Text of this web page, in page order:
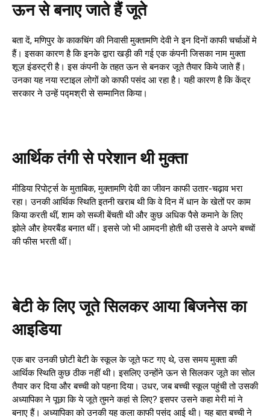
ऊन से बनाए जाते हैं जूते
बता दें, मणिपुर के काकचिंग की निवासी मुक्तामणि देवी ने इन दिनों काफी चर्चाओं मे
हैं। इसका कारण है कि इनके द्वारा खड़ी की गई एक कंपनी जिसका नाम मुक्ता
शूज़ इंडस्ट्री है। इस कंपनी के तहत ऊन से बनकर जूते तैयार किये जाते हैं।
उनका यह नया स्टाइल लोगों को काफी पसंद आ रहा है। यही कारण है कि केंद्र
सरकार ने उन्हें पद्मश्री से सम्मानित किया।
आर्थिक तंगी से परेशान थी मुक्ता
मीडिया रिपोर्ट्स के मुताबिक, मुक्तामणि देवी का जीवन काफी उतार-चढ़ाव भरा
रहा। उनकी आर्थिक स्थिति इतनी खराब थी कि वे दिन में धान के खेतों पर काम
किया करती थीं, शाम को सब्जी बेंचती थी और कुछ अधिक पैसे कमाने के लिए
झोले और हेयरबैंड बनात थीं। इससे जो भी आमदनी होती थी उससे वे अपने बच्चों
की फीस भरती थीं।
बेटी के लिए जूते सिलकर आया बिजनेस का
आइडिया
एक बार उनकी छोटी बेटी के स्कूल के जूते फट गए थे, उस समय मुक्ता की
आर्थिक स्थिति कुछ ठीक नहीं थी। इसलिए उन्होंने ऊन से सिलकर जूते का सोल
तैयार कर दिया और बच्ची को पहना दिया। उधर, जब बच्ची स्कूल पहुंची तो उसकी
अध्यापिका ने पूछा कि ये जूते तुमने कहां से लिए? इसपर उसने कहा मेरी मां ने
बनाए हैं। अध्यापिका को उनकी यह कला काफी पसंद आई थी। यह बात बच्ची ने